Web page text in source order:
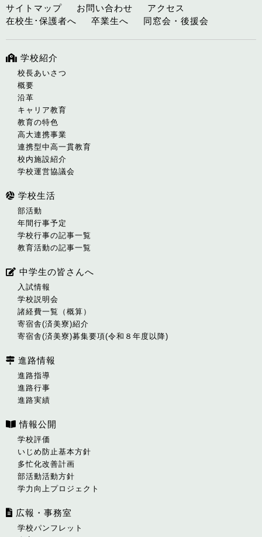
サイトマップ お問い合わせ
アクセス
在校生･保護者へ
卒業生へ 同窓会・後援会
学校紹介
校長あいさつ
概要
沿革
キャリア教育
教育の特色
高大連携事業
連携型中高一貫教育
校内施設紹介
学校運営協議会
学校生活
部活動
年間行事予定
学校行事の記事一覧
教育活動の記事一覧
中学生の皆さんへ
入試情報
学校説明会
諸経費一覧（概算）
寄宿舎(済美寮)紹介
寄宿舎(済美寮)募集要項(令和８年度以降)
進路情報
進路指導
進路行事
進路実績
情報公開
学校評価
いじめ防止基本方針
多忙化改善計画
部活動活動方針
学力向上プロジェクト
広報・事務室
学校パンフレット